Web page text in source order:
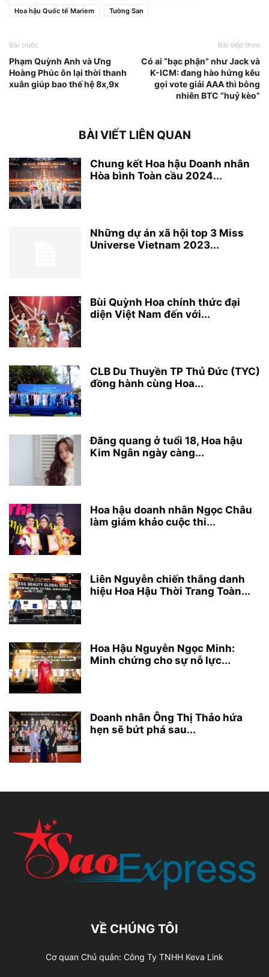
Hoa hậu Quốc tế Mariem
Tường San
Bài trước
Phạm Quỳnh Anh và Ưng
Hoàng Phúc ôn lại thời thanh
xuân giúp bao thế hệ 8x,9x
Bài tiếp theo
Có ai “bạc phận” như Jack và
K-ICM: đang hào hứng kêu
gọi vote giải AAA thì bỗng
nhiên BTC “huỷ kèo”
BÀI VIẾT LIÊN QUAN
Chung kết Hoa hậu Doanh nhân
Hòa bình Toàn cầu 2024...
Những dự án xã hội top 3 Miss
Universe Vietnam 2023...
Bùi Quỳnh Hoa chính thức đại
diện Việt Nam đến với...
CLB Du Thuyền TP Thủ Đức (TYC)
đồng hành cùng Hoa...
Đăng quang ở tuổi 18, Hoa hậu
Kim Ngân ngày càng...
Hoa hậu doanh nhân Ngọc Châu
làm giám khảo cuộc thi...
Liên Nguyễn chiến thắng danh
hiệu Hoa Hậu Thời Trang Toàn...
Hoa Hậu Nguyễn Ngọc Minh:
Minh chứng cho sự nỗ lực...
Doanh nhân Ông Thị Thảo hứa
hẹn sẽ bứt phá sau...
VỀ CHÚNG TÔI
Cơ quan Chủ quản: Công Ty TNHH Keva Link